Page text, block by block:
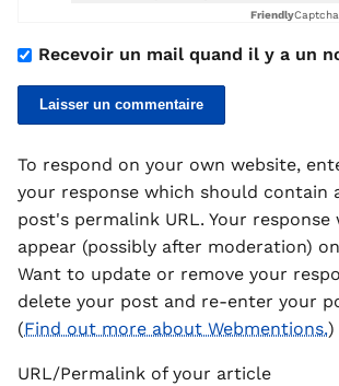
Friendly
Recevoir un mail quand il y a un
To respond on your own website,
your response which should contain
post's permalink URL. Your response
appear (possibly after moderation)
Want to update or remove your
delete your post and re-enter your
(Find out more about Webmentions.)
URL/Permalink of your article